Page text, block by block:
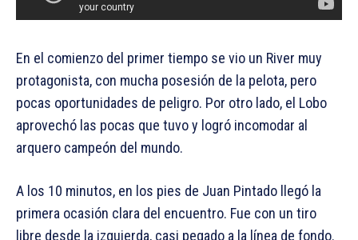
En el comienzo del primer tiempo se vio un River muy
protagonista, con mucha posesión de la pelota, pero
pocas oportunidades de peligro. Por otro lado, el Lobo
aprovechó las pocas que tuvo y logró incomodar al
arquero campeón del mundo.
A los 10 minutos, en los pies de Juan Pintado llegó la
primera ocasión clara del encuentro. Fue con un tiro
libre desde la izquierda, casi pegado a la línea de fondo.